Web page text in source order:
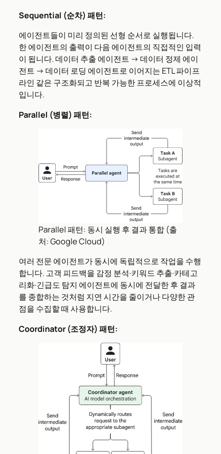
Sequential (순차) 패턴:
에이전트들이 미리 정의된 선형 순서로 실행됩니다.
한 에이전트의 출력이 다음 에이전트의 직접적인 입력
이 됩니다. 데이터 추출 에이전트 → 데이터 정제 에이
전트 → 데이터 로딩 에이전트로 이어지는 ETL 파이프
라인 같은 구조화되고 반복 가능한 프로세스에 이상적
입니다.
Parallel (병렬) 패턴:
Parallel 패턴: 동시 실행 후 결과 통합 (출
처: Google Cloud)
여러 전문 에이전트가 동시에 독립적으로 작업을 수행
합니다. 고객 피드백을 감정 분석·키워드 추출·카테고
리화·긴급도 탐지 에이전트에 동시에 전달한 후 결과
를 종합하는 것처럼 지연 시간을 줄이거나 다양한 관
점을 수집할 때 사용합니다.
Coordinator (조정자) 패턴: